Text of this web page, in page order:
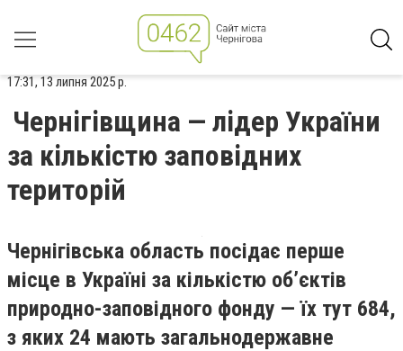
17:31, 13 липня 2025 р.
Чернігівщина — лідер України
за кількістю заповідних
територій
Чернігівська область посідає перше
місце в Україні за кількістю об’єктів
природно-заповідного фонду — їх тут 684,
з яких 24 мають загальнодержавне